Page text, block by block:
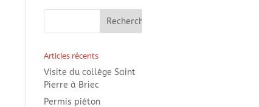
Articles récents
Visite du collège Saint
Pierre à Briec
Permis piéton